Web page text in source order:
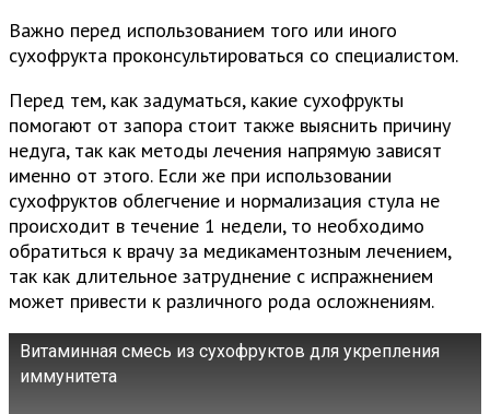
Важно перед использованием того или иного
сухофрукта проконсультироваться со специалистом.
Перед тем, как задуматься, какие сухофрукты
помогают от запора стоит также выяснить причину
недуга, так как методы лечения напрямую зависят
именно от этого. Если же при использовании
сухофруктов облегчение и нормализация стула не
происходит в течение 1 недели, то необходимо
обратиться к врачу за медикаментозным лечением,
так как длительное затруднение с испражнением
может привести к различного рода осложнениям.
Витаминная смесь из сухофруктов для укрепления
иммунитета